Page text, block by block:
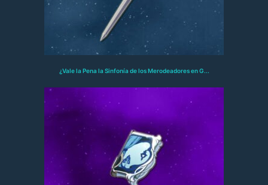
¿Vale la Pena la Sinfonía de los Merodeadores en G...